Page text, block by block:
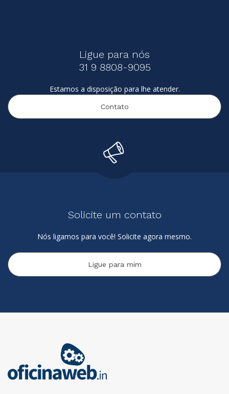
Ligue para nós
31 9 8808-9095
Estamos a disposição para lhe atender.
Contato
Solicite um contato
Nós ligamos para você! Solicite agora mesmo.
Ligue para mim